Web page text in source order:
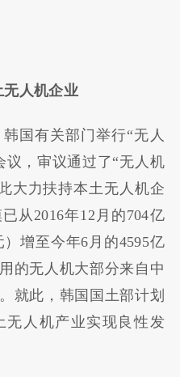
无人机企业
国有关部门举行“无人
议，审议通过了“无人机
大力扶持本土无人机企
从2016年12月的704亿
增至今年6月的4595亿
的无人机大部分来自中
就此，韩国国土部计划
无人机产业实现良性发